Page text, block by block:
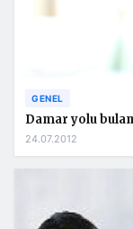
GENEL
Damar yolu
24.07.2012